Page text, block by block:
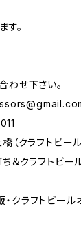
。
わせ下さい。
（クラフトビー
＆クラフトビー
クラフトビール